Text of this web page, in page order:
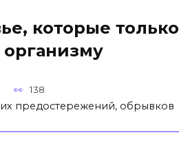
которые только
организму
138
предостережений, обрывков